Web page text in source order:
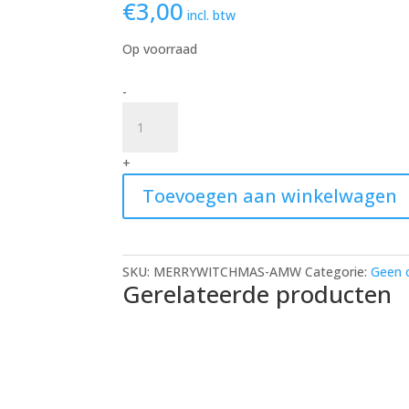
€3,00 incl. btw
Op voorraad
Merry
mas
quantity
-
+
Toevoegen aan winkelwagen
SKU: MERRYWITCHMAS-AMW Categorie:Geen
Gerelateerde producten